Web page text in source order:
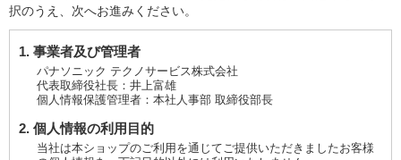
択のうえ、次へお進みください。
1. 事業者及び管理者
パナソニック テクノサービス株式会社
代表取締役社長：井上富雄
個人情報保護管理者：本社人事部 取締役部長
2. 個人情報の利用目的
当社は本ショップのご利用を通じてご提供いただきましたお客様